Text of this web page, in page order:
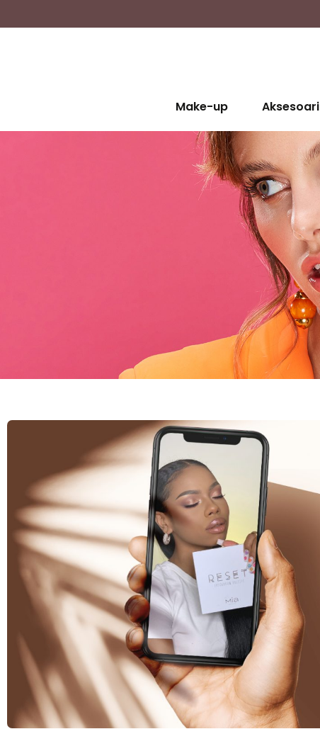
Make-up Aksesoari